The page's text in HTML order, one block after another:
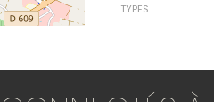
TYPES
Concert